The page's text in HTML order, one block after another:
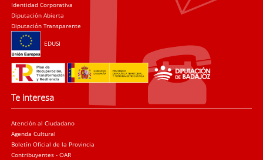
Identidad Corporativa
Diputación Abierta
Diputación Transparente
EDUSI
Te interesa
Atención al Ciudadano
Agenda Cultural
Boletín Oficial de la Provincia
Contribuyentes - OAR